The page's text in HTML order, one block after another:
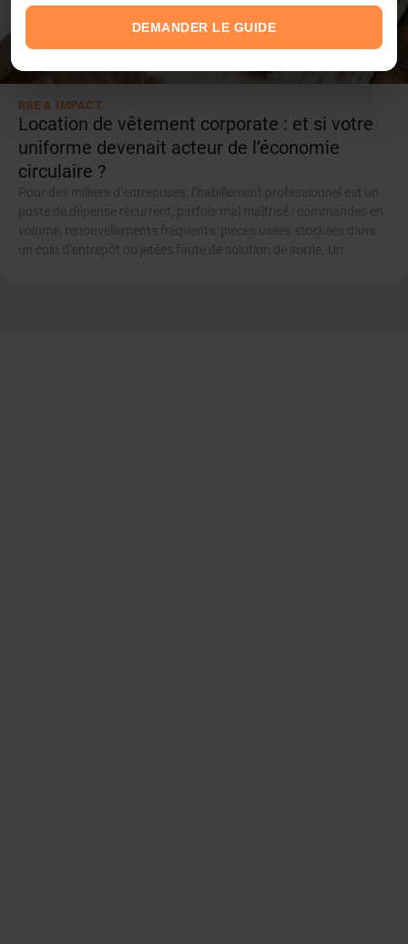
RSE & IMPACT
Location de vêtement corporate : et si votre
uniforme devenait acteur de l’économie
circulaire ?
DEMANDER LE GUIDE